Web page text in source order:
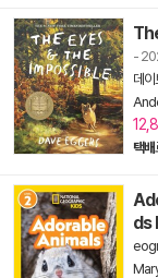
-
데이
택배
ds